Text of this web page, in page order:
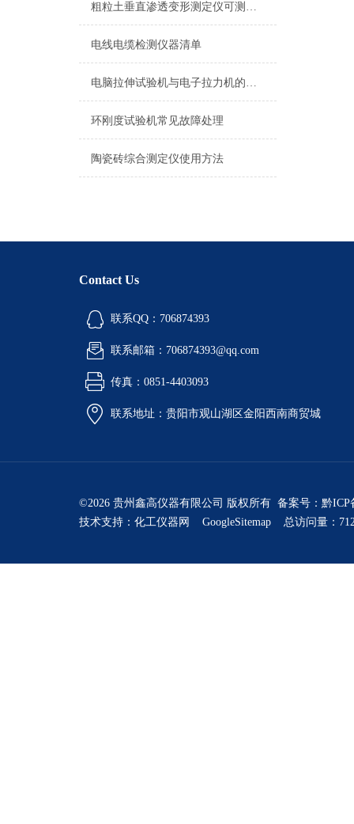
粗粒土垂直渗透变形测定仪可测量项目分析
电线电缆检测仪器清单
电脑拉伸试验机与电子拉力机的区别
环刚度试验机常见故障处理
陶瓷砖综合测定仪使用方法
Contact Us
联系QQ：706874393
联系邮箱：706874393@qq.com
传真：0851-4403093
联系地址：贵阳市观山湖区金阳西南商贸城
©2026 贵州鑫高仪器有限公司 版权所有 备案号： 黔ICP
技术支持： 化工仪器网 GoogleSitemap 总访问量：